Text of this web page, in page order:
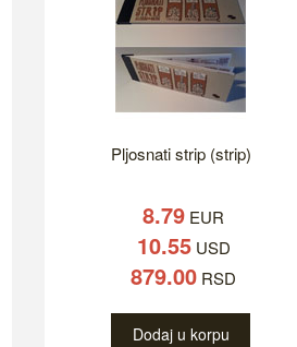
Pljosnati strip (strip)
8.79 EUR
10.55USD
879.00 RSD
Dodaj u korpu